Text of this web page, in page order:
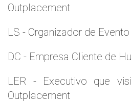
Outplacement
LS - Organizador de
DC - Empresa Cliente de
LER - Executivo que
Outplacement